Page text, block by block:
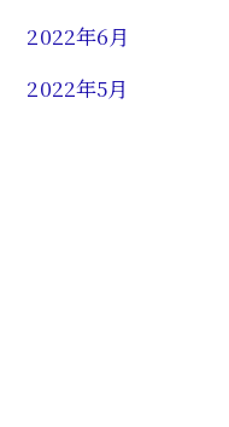
2022年6月
2022年5月